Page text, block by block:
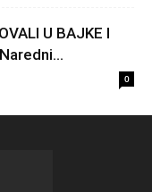
U BAJKE I
0